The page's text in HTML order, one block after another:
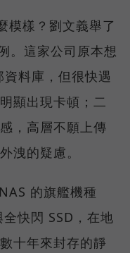
模樣？劉文義舉了
。這家公司原本想
料庫，但很快遇
顯出現卡頓；二
，高層不願上傳
洩的疑慮。
的旗艦機種
快閃 SSD，在地
十年來封存的靜